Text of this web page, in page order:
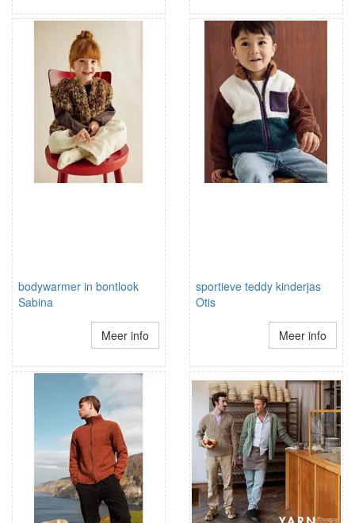
bodywarmer in bontlook
Sabina
Meer info
sportieve teddy kinderjas
Otis
Meer info